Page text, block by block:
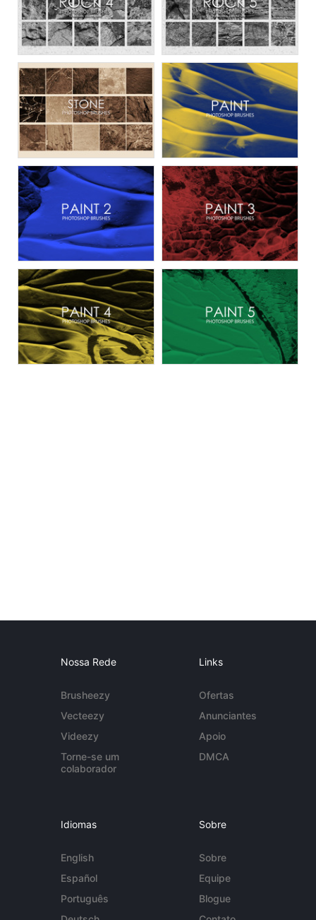
Nossa Rede
Brusheezy
Vecteezy
Videezy
Torne-se um
colaborador
Links
Ofertas
Anunciantes
Apoio
DMCA
Idiomas
English
Español
Português
Sobre
Sobre
Equipe
Blogue